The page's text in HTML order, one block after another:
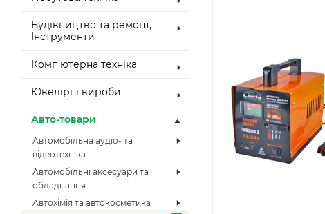
Будівництво та ремонт,
Інструменти
Комп'ютерна техніка
Ювелірні вироби
Авто-товари
Автомобільна аудіо- та
відеотехніка
Автомобільні аксесуари та
обладнання
Автохімія та автокосметика